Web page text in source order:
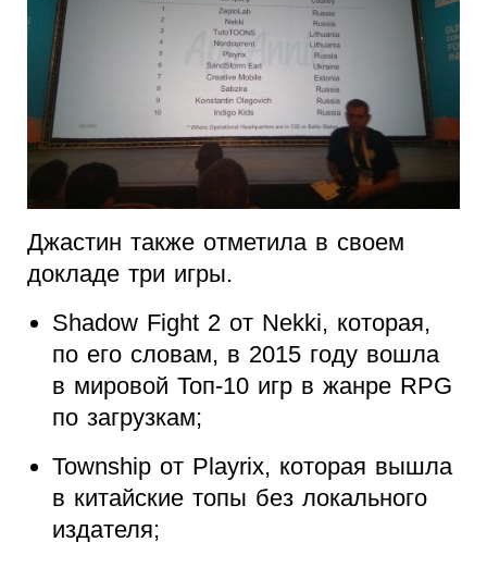
Джастин также отметила в своем
докладе три игры.
Shadow Fight 2 от Nekki, которая,
по его словам, в 2015 году вошла
в мировой Топ-10 игр в жанре RPG
по загрузкам;
Township от Playrix, которая вышла
в китайские топы без локального
издателя;